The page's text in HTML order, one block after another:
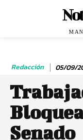
Redacción 05/09/
Senado